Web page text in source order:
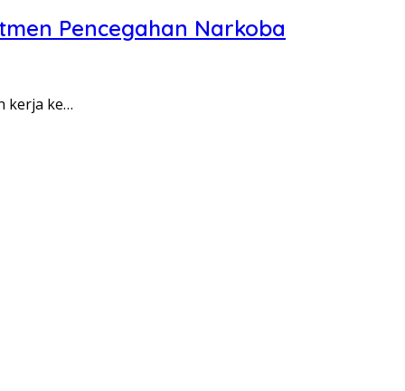
Pencegahan Narkoba
kerja ke…